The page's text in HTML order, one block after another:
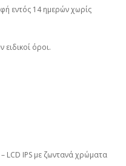
εντός 14 ημερών χωρίς
ειδικοί όροι.
– LCD IPS με ζωντανά χρώματα